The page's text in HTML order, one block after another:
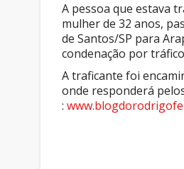
A pessoa que estava
mulher de 32 anos,
de Santos/SP para
condenação por
A traficante foi
onde responderá
: